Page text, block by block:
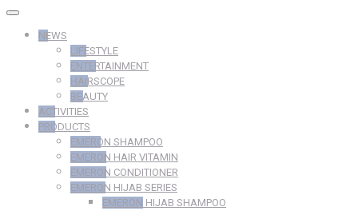
NEWS
LIFESTYLE
ENTERTAINMENT
HAIRSCOPE
BEAUTY
ACTIVITIES
PRODUCTS
EMERON SHAMPOO
EMERON HAIR VITAMIN
EMERON CONDITIONER
EMERON HIJAB SERIES
EMERON HIJAB SHAMPOO